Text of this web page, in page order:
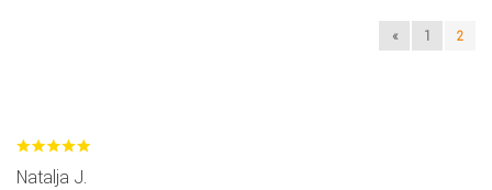
« 1 2
Natalja J.